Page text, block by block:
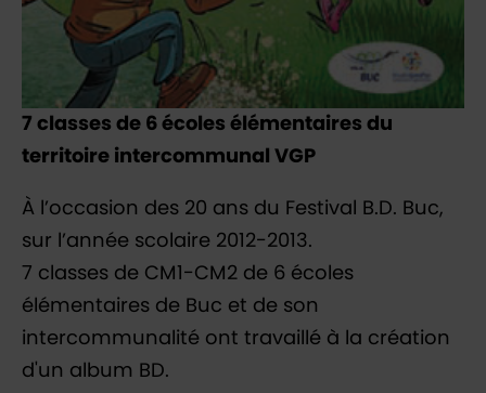
7 classes de 6 écoles élémentaires du
territoire intercommunal VGP
À l’occasion des 20 ans du Festival B.D. Buc,
sur l’année scolaire 2012-2013.
7 classes de CM1-CM2 de 6 écoles
élémentaires de Buc et de son
intercommunalité ont travaillé à la création
d'un album BD.